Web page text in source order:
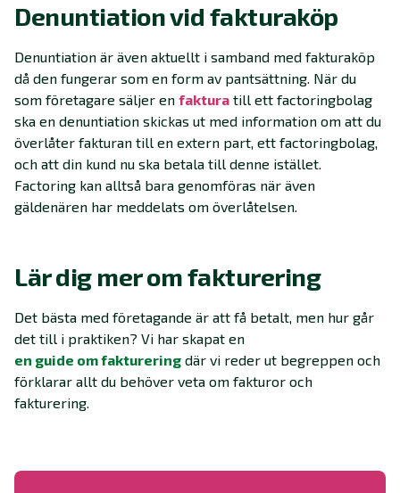
Denuntiation vid fakturaköp
Denuntiation är även aktuellt i samband med fakturaköp
då den fungerar som en form av pantsättning. När du
som företagare säljer en faktura till ett factoringbolag
ska en denuntiation skickas ut med information om att du
överlåter fakturan till en extern part, ett factoringbolag,
och att din kund nu ska betala till denne istället.
Factoring kan alltså bara genomföras när även
gäldenären har meddelats om överlåtelsen.
Lär dig mer om fakturering
Det bästa med företagande är att få betalt, men hur går
det till i praktiken? Vi har skapat en
en guide om fakturering där vi reder ut begreppen och
förklarar allt du behöver veta om fakturor och
fakturering.